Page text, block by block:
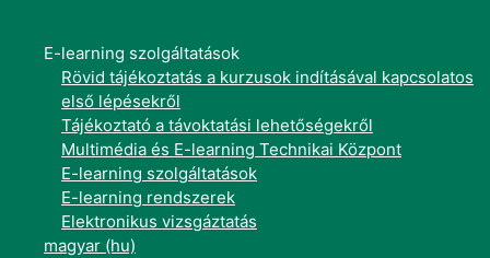
E-learning szolgáltatások
Rövid tájékoztatás a kurzusok indításával kapcsolatos
első lépésekről
Tájékoztató a távoktatási lehetőségekről
Multimédia és E-learning Technikai Központ
E-learning szolgáltatások
E-learning rendszerek
Elektronikus vizsgáztatás
magyar ‎(hu)‎